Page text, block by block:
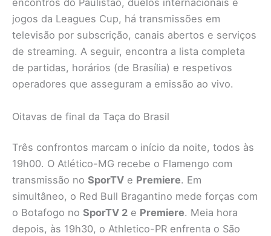
encontros do Paulistão, duelos internacionais e
jogos da Leagues Cup, há transmissões em
televisão por subscrição, canais abertos e serviços
de streaming. A seguir, encontra a lista completa
de partidas, horários (de Brasília) e respetivos
operadores que asseguram a emissão ao vivo.
Oitavas de final da Taça do Brasil
Três confrontos marcam o início da noite, todos às
19h00. O Atlético-MG recebe o Flamengo com
transmissão no SporTV e Premiere. Em
simultâneo, o Red Bull Bragantino mede forças com
o Botafogo no SporTV 2 e Premiere. Meia hora
depois, às 19h30, o Athletico-PR enfrenta o São